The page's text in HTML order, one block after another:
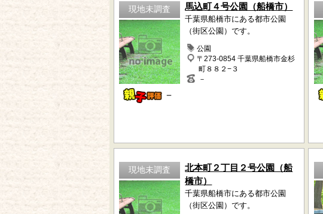
現地未調査
－
馬込町４号公園（船橋市）
千葉県船橋市にある都市公園
（街区公園）です。
公園
〒273-0854 千葉県船橋市金杉
町８８２−３
－
現地未調査
北本町２丁目２号公園（船
橋市）
千葉県船橋市にある都市公園
（街区公園）です。